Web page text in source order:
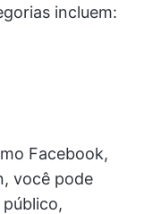
incluem:
Facebook,
você pode